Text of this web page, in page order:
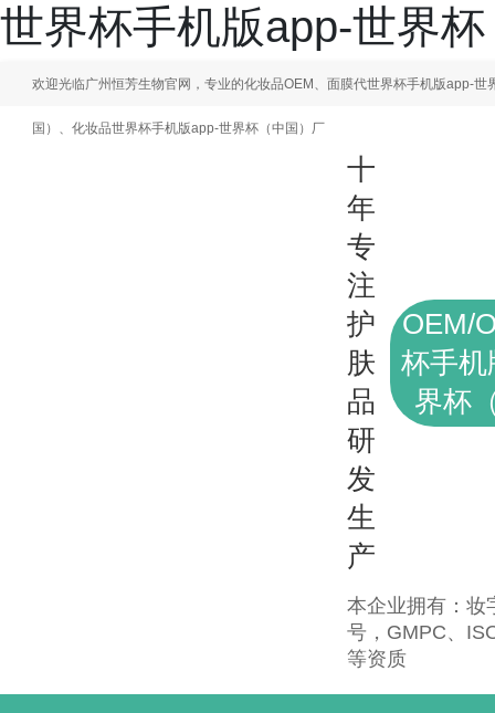
世界杯手机版app-世界
欢迎光临广州恒芳生物官网，专业的化妆品OEM、面膜代世界杯手机版app-世
国）、化妆品世界杯手机版app-世界杯（中国）厂
十
年
专
注
护
肤
品
研
发
生
产
OEM/
杯手机
界杯
本企业拥有：妆
号，GMPC、
等资质